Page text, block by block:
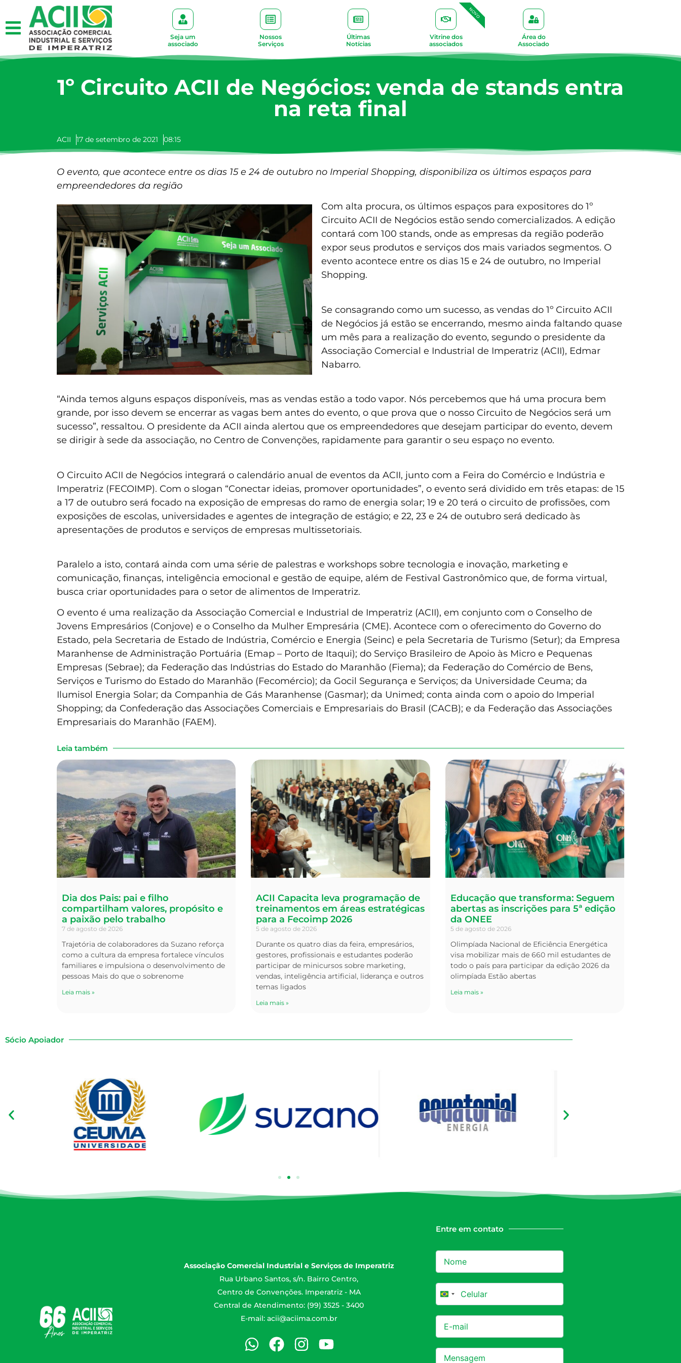
Seja um
associado
Nossos
Serviços
Últimas
Notícias
Vitrine dos
associados
NOVO
Área do
Associado
1º Circuito ACII de Negócios: venda de stands entra
na reta final
ACII 17 de setembro de 2021 08:15
O evento, que acontece entre os dias 15 e 24 de outubro no Imperial Shopping, disponibiliza os últimos espaços para
empreendedores da região
Com alta procura, os últimos espaços para expositores do 1º
Circuito ACII de Negócios estão sendo comercializados. A edição
contará com 100 stands, onde as empresas da região poderão
expor seus produtos e serviços dos mais variados segmentos. O
evento acontece entre os dias 15 e 24 de outubro, no Imperial
Shopping.
Se consagrando como um sucesso, as vendas do 1º Circuito ACII
de Negócios já estão se encerrando, mesmo ainda faltando quase
um mês para a realização do evento, segundo o presidente da
Associação Comercial e Industrial de Imperatriz (ACII), Edmar
Nabarro.
“Ainda temos alguns espaços disponíveis, mas as vendas estão a todo vapor. Nós percebemos que há uma procura bem
grande, por isso devem se encerrar as vagas bem antes do evento, o que prova que o nosso Circuito de Negócios será um
sucesso”, ressaltou. O presidente da ACII ainda alertou que os empreendedores que desejam participar do evento, devem
se dirigir à sede da associação, no Centro de Convenções, rapidamente para garantir o seu espaço no evento.
O Circuito ACII de Negócios integrará o calendário anual de eventos da ACII, junto com a Feira do Comércio e Indústria e
Imperatriz (FECOIMP). Com o slogan “Conectar ideias, promover oportunidades”, o evento será dividido em três etapas: de 15
a 17 de outubro será focado na exposição de empresas do ramo de energia solar; 19 e 20 terá o circuito de profissões, com
exposições de escolas, universidades e agentes de integração de estágio; e 22, 23 e 24 de outubro será dedicado às
apresentações de produtos e serviços de empresas multissetoriais.
Paralelo a isto, contará ainda com uma série de palestras e workshops sobre tecnologia e inovação, marketing e
comunicação, finanças, inteligência emocional e gestão de equipe, além de Festival Gastronômico que, de forma virtual,
busca criar oportunidades para o setor de alimentos de Imperatriz.
O evento é uma realização da Associação Comercial e Industrial de Imperatriz (ACII), em conjunto com o Conselho de
Jovens Empresários (Conjove) e o Conselho da Mulher Empresária (CME). Acontece com o oferecimento do Governo do
Estado, pela Secretaria de Estado de Indústria, Comércio e Energia (Seinc) e pela Secretaria de Turismo (Setur); da Empresa
Maranhense de Administração Portuária (Emap – Porto de Itaqui); do Serviço Brasileiro de Apoio às Micro e Pequenas
Empresas (Sebrae); da Federação das Indústrias do Estado do Maranhão (Fiema); da Federação do Comércio de Bens,
Serviços e Turismo do Estado do Maranhão (Fecomércio); da Gocil Segurança e Serviços; da Universidade Ceuma; da
Ilumisol Energia Solar; da Companhia de Gás Maranhense (Gasmar); da Unimed; conta ainda com o apoio do Imperial
Shopping; da Confederação das Associações Comerciais e Empresariais do Brasil (CACB); e da Federação das Associações
Empresariais do Maranhão (FAEM).
Leia também
Dia dos Pais: pai e filho
compartilham valores, propósito e
a paixão pelo trabalho
7 de agosto de 2026
Trajetória de colaboradores da Suzano reforça
como a cultura da empresa fortalece vínculos
familiares e impulsiona o desenvolvimento de
pessoas Mais do que o sobrenome
Leia mais »
ACII Capacita leva programação de
treinamentos em áreas estratégicas
para a Fecoimp 2026
5 de agosto de 2026
Durante os quatro dias da feira, empresários,
gestores, profissionais e estudantes poderão
participar de minicursos sobre marketing,
vendas, inteligência artificial, liderança e outros
temas ligados
Leia mais »
Educação que transforma: Seguem
abertas as inscrições para 5ª edição
da ONEE
5 de agosto de 2026
Olimpíada Nacional de Eficiência Energética
visa mobilizar mais de 660 mil estudantes de
todo o país para participar da edição 2026 da
olimpíada Estão abertas
Leia mais »
Sócio Apoiador
Associação Comercial Industrial e Serviços de Imperatriz
Rua Urbano Santos, s/n. Bairro Centro,
Centro de Convenções. Imperatriz - MA
Central de Atendimento: (99) 3525 - 3400
E-mail: acii@aciima.com.br
Entre em contato
Brazil +55